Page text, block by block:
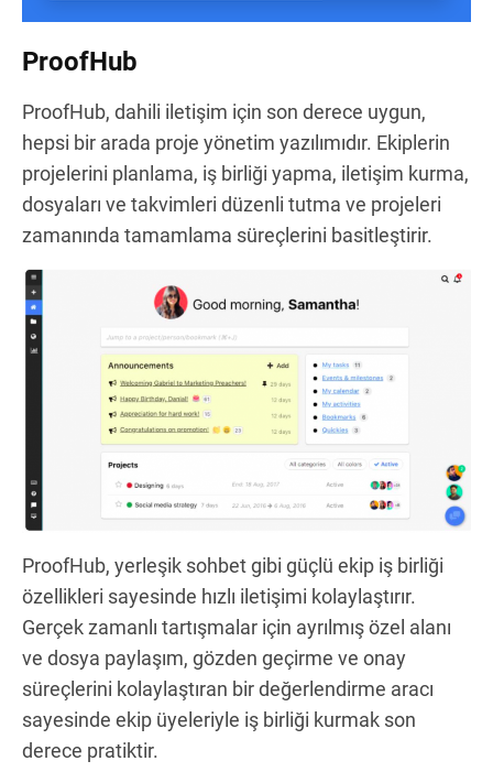
ProofHub
ProofHub, dahili iletişim için son derece uygun,
hepsi bir arada proje yönetim yazılımıdır. Ekiplerin
projelerini planlama, iş birliği yapma, iletişim kurma,
dosyaları ve takvimleri düzenli tutma ve projeleri
zamanında tamamlama süreçlerini basitleştirir.
ProofHub, yerleşik sohbet gibi güçlü ekip iş birliği
özellikleri sayesinde hızlı iletişimi kolaylaştırır.
Gerçek zamanlı tartışmalar için ayrılmış özel alanı
ve dosya paylaşım, gözden geçirme ve onay
süreçlerini kolaylaştıran bir değerlendirme aracı
sayesinde ekip üyeleriyle iş birliği kurmak son
derece pratiktir.